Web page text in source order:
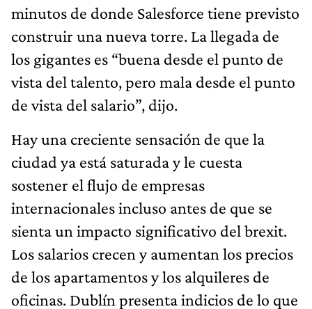
minutos de donde Salesforce tiene previsto
construir una nueva torre. La llegada de
los gigantes es “buena desde el punto de
vista del talento, pero mala desde el punto
de vista del salario”, dijo.
Hay una creciente sensación de que la
ciudad ya está saturada y le cuesta
sostener el flujo de empresas
internacionales incluso antes de que se
sienta un impacto significativo del brexit.
Los salarios crecen y aumentan los precios
de los apartamentos y los alquileres de
oficinas. Dublín presenta indicios de lo que